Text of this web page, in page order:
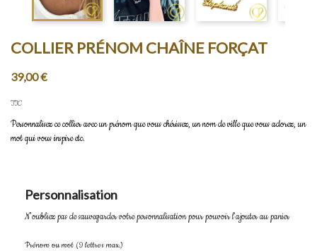
COLLIER PRÉNOM CHAÎNE FORÇAT
39,00 €
TTC
Personnalisez ce collier avec un prénom que vous chérissez, un nom de ville que vous adorez, un
mot qui vous inspire etc.
Personnalisation
N'oubliez pas de sauvegarder votre personnalisation pour pouvoir l'ajouter au panier
Prénom ou mot (9 lettres max.)